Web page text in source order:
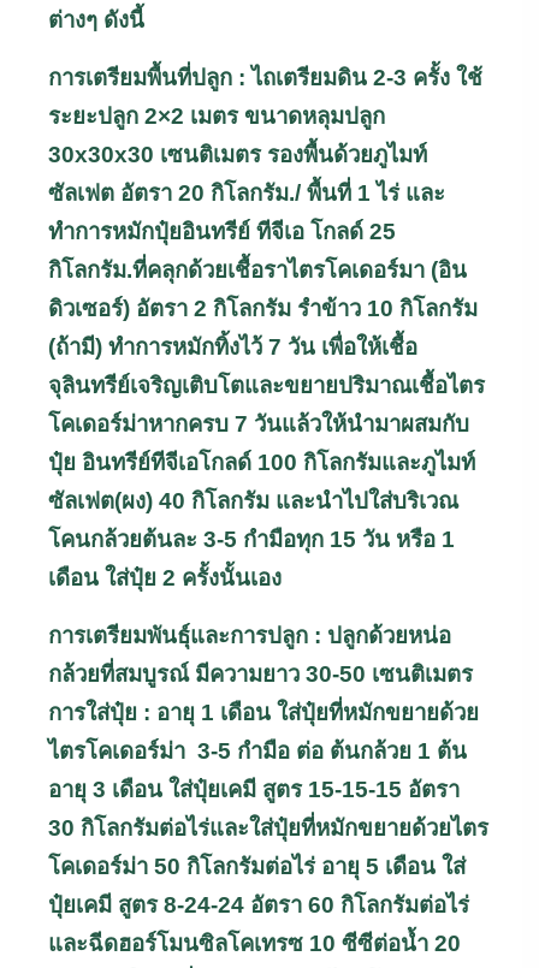
ต่างๆ ดังนี้
การเตรียมพื้นที่ปลูก : ไถเตรียมดิน 2-3 ครั้ง ใช้
ระยะปลูก 2×2 เมตร ขนาดหลุมปลูก
30x30x30 เซนติเมตร รองพื้นด้วยภูไมท์
ซัลเฟต อัตรา 20 กิโลกรัม./ พื้นที่ 1 ไร่ และ
ทำการหมักปุ๋ยอินทรีย์ ทีจีเอ โกลด์ 25
กิโลกรัม.ที่คลุกด้วยเชื้อราไตรโคเดอร์มา (อิน
ดิวเซอร์) อัตรา 2 กิโลกรัม รำข้าว 10 กิโลกรัม
(ถ้ามี) ทำการหมักทิ้งไว้ 7 วัน เพื่อให้เชื้อ
จุลินทรีย์เจริญเติบโตและขยายปริมาณเชื้อไตร
โคเดอร์ม่าหากครบ 7 วันแล้วให้นำมาผสมกับ
ปุ๋ย อินทรีย์ทีจีเอโกลด์ 100 กิโลกรัมและภูไมท์
ซัลเฟต(ผง) 40 กิโลกรัม และนำไปใส่บริเวณ
โคนกล้วยต้นละ 3-5 กำมือทุก 15 วัน หรือ 1
เดือน ใส่ปุ๋ย 2 ครั้งนั้นเอง
การเตรียมพันธุ์และการปลูก : ปลูกด้วยหน่อ
กล้วยที่สมบูรณ์ มีความยาว 30-50 เซนติเมตร
การใส่ปุ๋ย : อายุ 1 เดือน ใส่ปุ๋ยที่หมักขยายด้วย
ไตรโคเดอร์ม่า 3-5 กำมือ ต่อ ต้นกล้วย 1 ต้น
อายุ 3 เดือน ใส่ปุ๋ยเคมี สูตร 15-15-15 อัตรา
30 กิโลกรัมต่อไร่และใส่ปุ๋ยที่หมักขยายด้วยไตร
โคเดอร์ม่า 50 กิโลกรัมต่อไร่ อายุ 5 เดือน ใส่
ปุ๋ยเคมี สูตร 8-24-24 อัตรา 60 กิโลกรัมต่อไร่
และฉีดฮอร์โมนซิลโคเทรซ 10 ซีซีต่อน้ำ 20